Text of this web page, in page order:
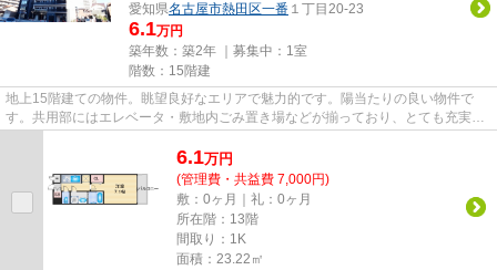
愛知県名古屋市熱田区一番 １丁目20-23
6.1万円
築年数：築2年 ｜募集中： 1室
階数：15階建
地上15階建ての物件。眺望良好なエリアで魅力的です。陽当たりの良い物件で
す。共用部にはエレベータ・敷地内ごみ置き場などが揃っており、とても充実し
6.1万円
(管理費・共益費 7,000円)
敷：0ヶ月｜礼：0ヶ月
所在階：13階
間取り：1K
面積：23.22㎡